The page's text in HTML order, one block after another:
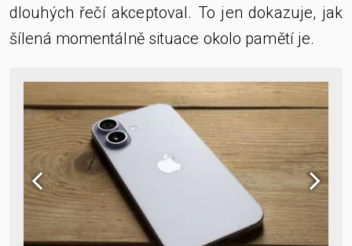
dlouhých řečí akceptoval. To jen dokazuje, jak
šílená momentálně situace okolo pamětí je.